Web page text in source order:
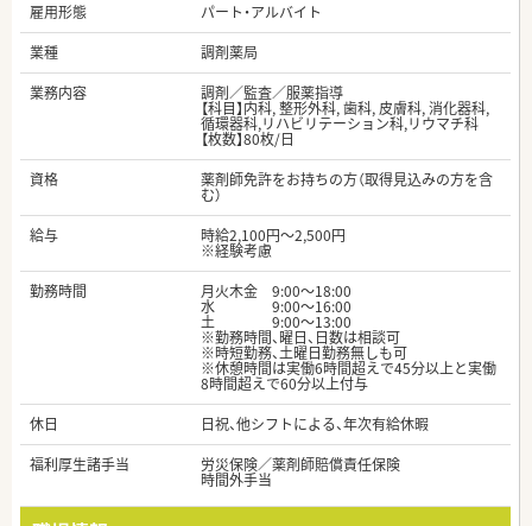
雇用形態
パート・アルバイト
業種
調剤薬局
業務内容
調剤／監査／服薬指導
【科目】内科, 整形外科, 歯科, 皮膚科, 消化器科,
循環器科,リハビリテーション科,リウマチ科
【枚数】80枚/日
資格
薬剤師免許をお持ちの方（取得見込みの方を含
む）
給与
時給2,100円～2,500円
※経験考慮
勤務時間
月火木金 9:00～18:00
水 9:00～16:00
土 9:00～13:00
※勤務時間、曜日、日数は相談可
※時短勤務、土曜日勤務無しも可
※休憩時間は実働6時間超えで45分以上と実働
8時間超えで60分以上付与
休日
日祝、他シフトによる、年次有給休暇
福利厚生諸手当
労災保険／薬剤師賠償責任保険
時間外手当